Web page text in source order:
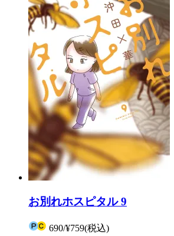
お別れホスピタル 9
690/¥759(税込)